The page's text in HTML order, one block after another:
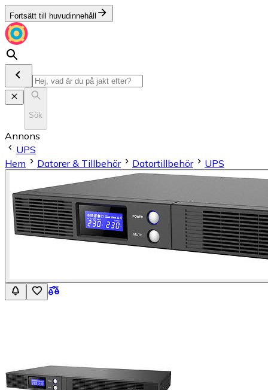
Fortsätt till huvudinnehåll
Sök
Annons
UPS
Hem
Datorer & Tillbehör Datortillbehör UPS